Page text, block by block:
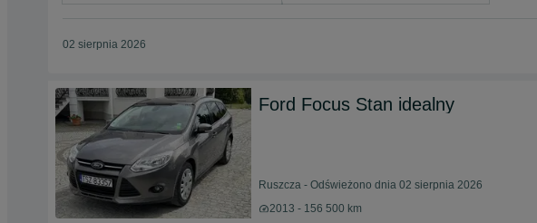
02 sierpnia 2026
Ford Focus Stan idealny
Ruszcza - Odświeżono dnia 02 sierpnia 2026
2013 - 156 500 km